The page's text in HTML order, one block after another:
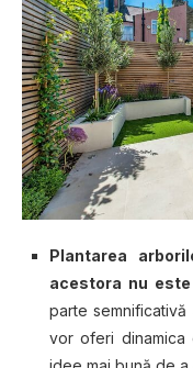
Plantarea
acestora nu
parte
vor oferi dinamica